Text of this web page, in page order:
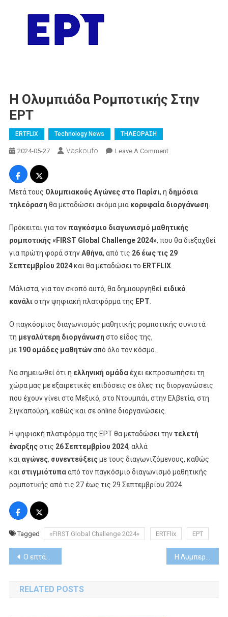
Η Ολυμπιάδα Ρομποτικής Στην
ΕΡΤ
ERTFLIX Technology News ΤΗΛΕΟΡΑΣΗ
2024-05-27 Vaskoufo Leave A CommentOn
Στην
ΕΡΤ
Μετά τους Ολυμπιακούς Αγώνες στο Παρίσι, η δημόσια
τηλεόραση θα μεταδώσει ακόμα μια κορυφαία διοργάνωση
Πρόκειται για τονπαγκόσμιο διαγωνισμό μαθητικής
ρομποτικής«FIRST Global Challenge 2024», που θα διεξαχθεί
για πρώτη φορά στηνΑθήνα, από τις 26 έως τις 29
Σεπτεμβρίου 2024και θα μεταδώσει το ERTFLIX.
Μάλιστα, για τον σκοπό αυτό, θα δημιουργηθεί ειδικό
κανάλιστην ψηφιακή πλατφόρμα της ΕΡΤ
Ο παγκόσμιος διαγωνισμός μαθητικής ρομποτικής συνιστά
τη μεγαλύτερη διοργάνωση στο είδος της,
με 190 ομάδες μαθητώναπό όλο τον κόσμο.
Να σημειωθεί ότι η ελληνική ομάδαέχει εκπροσωπήσει τη
χώρα μας με εξαιρετικές επιδόσεις σε όλες τις διοργανώσεις
που έχουν γίνει στο Μεξικό, στο Ντουμπάι, στην Ελβετία, στη
Σιγκαπούρη, καθώς και σε online διοργανώσεις.
Η ψηφιακή πλατφόρμα της ΕΡΤ θα μεταδώσει τηντελετή
έναρξηςστις 26 Σεπτεμβρίου 2024, αλλά
και αγώνες, συνεντεύξειςμε τους διαγωνιζόμενους, καθώς
και στιγμιότυπααπό τον παγκόσμιο διαγωνισμό μαθητικής
ρομποτικής από τις 27 έως τις 29 Σεπτεμβρίου 2024.
Tagged «FIRST Global Challenge 2024» ERTFlix ΕΡΤ
Post
navigation
O επτάστερος Παναθηναϊκός AKTOR πρωταθλητής Ευρώπης, σήκωσε την κούπα της Euroleague στο «παρκέ» του Novasports!
RELATED POSTS